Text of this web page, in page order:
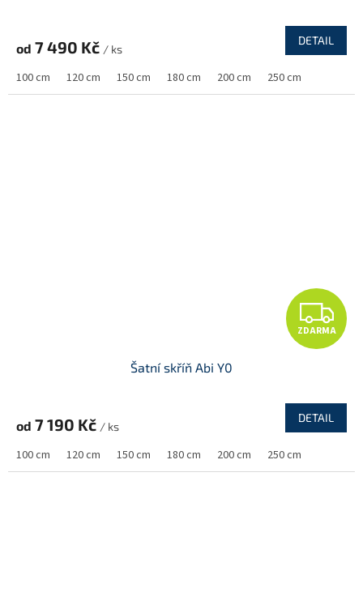
R
A
od 7 490 Kč / ks
DETAIL
100 cm 120 cm 150 cm 180 cm 200 cm 250 cm
Z
D
R
A
ZDARMA
Šatní skříň Abi Y0
od 7 190 Kč / ks
DETAIL
100 cm 120 cm 150 cm 180 cm 200 cm 250 cm